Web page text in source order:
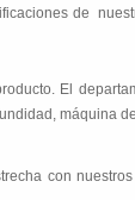
de
El
máquina
con